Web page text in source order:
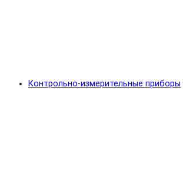
Контрольно-измерительные приборы